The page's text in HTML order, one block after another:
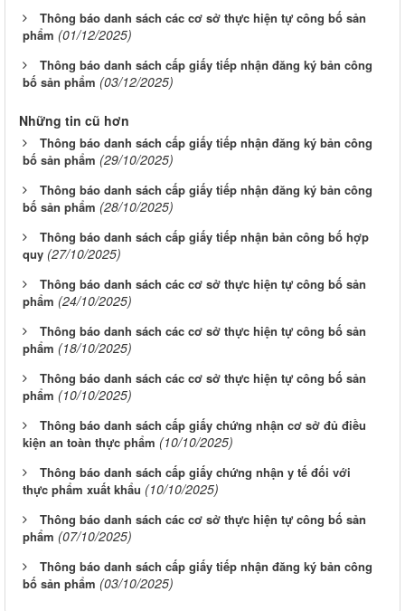
Thông báo danh sách các cơ sở thực hiện tự công bố sản
phẩm (01/12/2025)
Thông báo danh sách cấp giấy tiếp nhận đăng ký bản công
bố sản phẩm (03/12/2025)
Những tin cũ hơn
Thông báo danh sách cấp giấy tiếp nhận đăng ký bản công
bố sản phẩm (29/10/2025)
Thông báo danh sách cấp giấy tiếp nhận đăng ký bản công
bố sản phẩm (28/10/2025)
Thông báo danh sách cấp giấy tiếp nhận bản công bố hợp
quy (27/10/2025)
Thông báo danh sách các cơ sở thực hiện tự công bố sản
phẩm (24/10/2025)
Thông báo danh sách các cơ sở thực hiện tự công bố sản
phẩm (18/10/2025)
Thông báo danh sách các cơ sở thực hiện tự công bố sản
phẩm (10/10/2025)
Thông báo danh sách cấp giấy chứng nhận cơ sở đủ điều
kiện an toàn thực phẩm (10/10/2025)
Thông báo danh sách cấp giấy chứng nhận y tế đối với
thực phẩm xuất khẩu (10/10/2025)
Thông báo danh sách các cơ sở thực hiện tự công bố sản
phẩm (07/10/2025)
Thông báo danh sách cấp giấy tiếp nhận đăng ký bản công
bố sản phẩm (03/10/2025)